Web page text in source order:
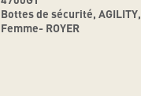
Bottes de sécurité, AGILITY,
Femme- ROYER